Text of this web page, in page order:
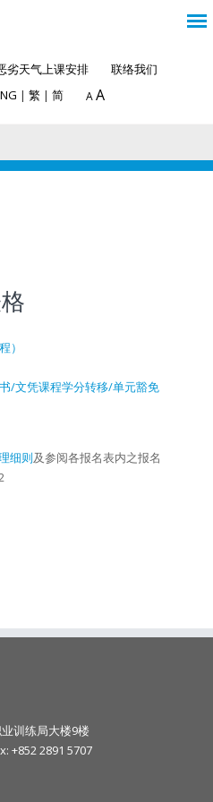
劣天气上课安排
联络我们
| 繁 | 简 A A
）
/文凭课程学分转移/单元豁免
细则及参阅各报名表内之报名
训练局大楼9楼
+852 2891 5707